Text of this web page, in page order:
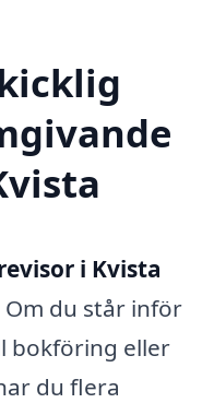
i Kvista
du står inför
bokföring eller
du flera